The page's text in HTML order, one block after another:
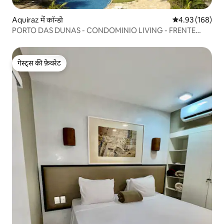
Aquiraz में कॉन्डो औसत रेटिंग 5 में से
4.93 (168)
PORTO DAS DUNAS - CONDOMINIO LIVING - FRENTE
गेस्ट्स की फ़ेवरेट
गेस्ट्स की फ़ेवरेट